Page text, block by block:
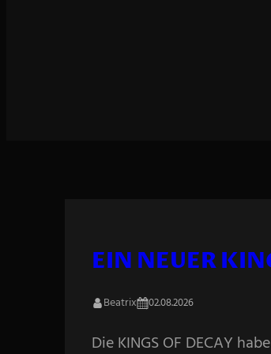
EIN NEUER
Beatrix 02.08.2026
Die KINGS OF DECAY